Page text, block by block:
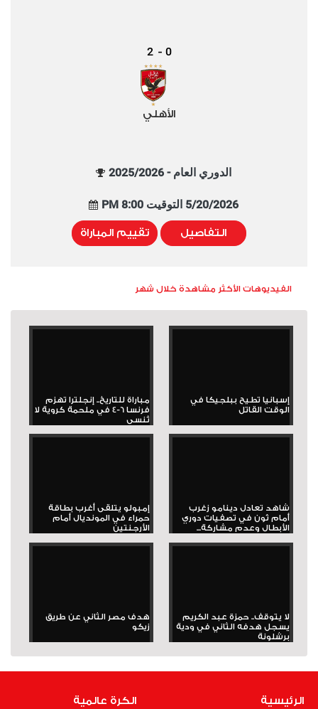
0
-
2
الأهلي
الدوري العام - 2025/2026
5/20/2026 التوقيت 8:00 PM
التفاصيل تقييم المباراة
الفيديوهات الأكثر مشاهدة خلال شهر
إسبانيا تطيح ببلجيكا في
الوقت القاتل
مباراة للتاريخ.. إنجلترا تهزم
فرنسا 6-4 في ملحمة كروية لا
تُنسى
شاهد تعادل دينامو زغرب
أمام ثون في تصفيات دوري
الأبطال وعدم مشاركة...
إمبولو يتلقى أغرب بطاقة
حمراء في المونديال أمام
الأرجنتين
لا يتوقف.. حمزة عبد الكريم
يسجل هدفه الثاني في ودية
برشلونة
هدف مصر الثاني عن طريق
زيكو
الرئيسية
الكرة عالمية